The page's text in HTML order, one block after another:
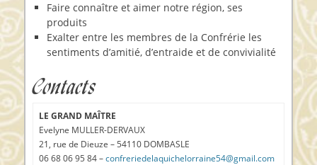
Faire connaître et aimer notre région, ses
produits
Exalter entre les membres de la Confrérie les
sentiments d’amitié, d’entraide et de convivialité
Contacts
LE GRAND MAÎTRE
Evelyne MULLER-DERVAUX
21, rue de Dieuze – 54110 DOMBASLE
06 68 06 95 84 –confreriedelaquichelorraine54@gmail.com